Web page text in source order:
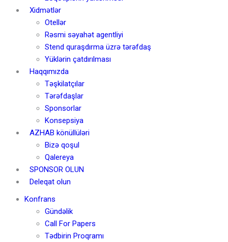
Xidmətlər
Otellər
Rəsmi səyahət agentliyi
Stend quraşdırma üzrə tərəfdaş
Yüklərin çatdırılması
Haqqımızda
Təşkilatçılar
Tərəfdaşlar
Sponsorlar
Konsepsiya
AZHAB könüllüləri
Bizə qoşul
Qalereya
SPONSOR OLUN
Deleqat olun
Konfrans
Gündəlik
Call For Papers
Tədbirin Proqramı